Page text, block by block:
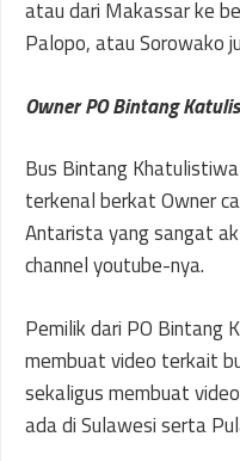
atau dari Makassar ke
Palopo, atau Sorowako
Owner PO Bintang
Bus Bintang
terkenal berkat Owner
Antarista yang sangat
channel youtube-nya.
Pemilik dari PO Bintang
membuat video terkait
sekaligus membuat
ada di Sulawesi serta